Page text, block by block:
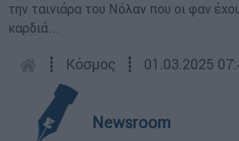
την ταινιάρα του Νόλαν που οι φαν
καρδιά...
┋ Κόσμος ┋ 01.03.2025
Newsroom